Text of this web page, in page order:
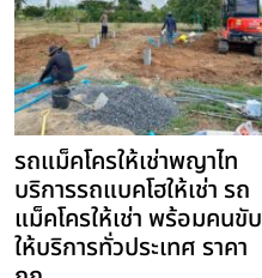
รถแม็คโครให้เช่าพญาไท
บริการรถแบคโฮให้เช่า รถ
แม็คโครให้เช่า พร้อมคนขับ
ให้บริการทั่วประเทศ ราคา